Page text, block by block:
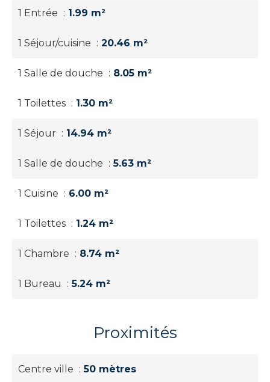
1 Entrée 1.99 m²
1 Séjour/cuisine 20.46 m²
1 Salle de douche 8.05 m²
1 Toilettes 1.30 m²
1 Séjour 14.94 m²
1 Salle de douche 5.63 m²
1 Cuisine 6.00 m²
1 Toilettes 1.24 m²
1 Chambre 8.74 m²
1 Bureau 5.24 m²
Proximités
Centre ville 50 mètres